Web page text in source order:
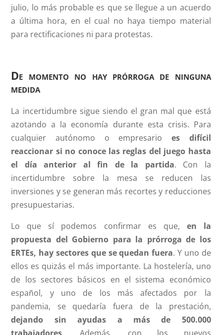
julio, lo más probable es que se llegue a un acuerdo
a última hora, en el cual no haya tiempo material
para rectificaciones ni para protestas.
De momento no hay prórroga de ninguna
medida
La incertidumbre sigue siendo el gran mal que está
azotando a la economía durante esta crisis. Para
cualquier autónomo o empresario es difícil
reaccionar si no conoce las reglas del juego hasta
el día anterior al fin de la partida. Con la
incertidumbre sobre la mesa se reducen las
inversiones y se generan más recortes y reducciones
presupuestarias.
Lo que sí podemos confirmar es que, en la
propuesta del Gobierno para la prórroga de los
ERTEs, hay sectores que se quedan fuera. Y uno de
ellos es quizás el más importante. La hostelería, uno
de los sectores básicos en el sistema económico
español, y uno de los más afectados por la
pandemia, se quedaría fuera de la prestación,
dejando sin ayudas a más de 500.000